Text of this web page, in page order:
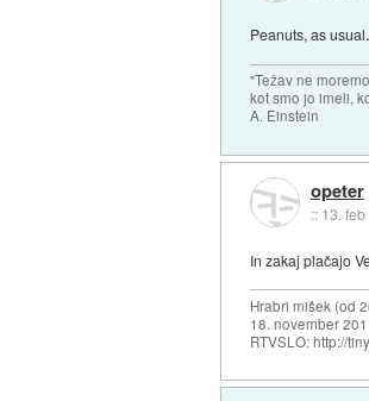
Peanuts, as
"Težav ne
kot smo jo imeli,
A. Einstein
opeter
:: 13.
In zakaj plačajo
Hrabri mišek (od
18. november
RTVSLO: http://